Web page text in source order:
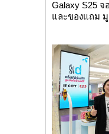
Galaxy S25
และของแถม มู